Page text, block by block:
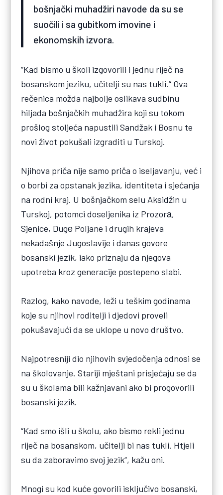
bošnjački muhadžiri navode da su se
suočili i sa gubitkom imovine i
ekonomskih izvora.
“Kad bismo u školi izgovorili i jednu riječ na
bosanskom jeziku, učitelji su nas tukli.“ Ova
rečenica možda najbolje oslikava sudbinu
hiljada bošnjačkih muhadžira koji su tokom
prošlog stoljeća napustili Sandžak i Bosnu te
novi život pokušali izgraditi u Turskoj.
Njihova priča nije samo priča o iseljavanju, već i
o borbi za opstanak jezika, identiteta i sjećanja
na rodni kraj. U bošnjačkom selu Aksidžin u
Turskoj, potomci doseljenika iz Prozorа,
Sjenice, Dugе Poljane i drugih krajeva
nekadašnje Jugoslavije i danas govore
bosanski jezik, iako priznaju da njegova
upotreba kroz generacije postepeno slabi.
Razlog, kako navode, leži u teškim godinama
koje su njihovi roditelji i djedovi proveli
pokušavajući da se uklope u novo društvo.
Najpotresniji dio njihovih svjedočenja odnosi se
na školovanje. Stariji mještani prisjećaju se da
su u školama bili kažnjavani ako bi progovorili
bosanski jezik.
“Kad smo išli u školu, ako bismo rekli jednu
riječ na bosanskom, učitelji bi nas tukli. Htjeli
su da zaboravimo svoj jezik“, kažu oni.
Mnogi su kod kuće govorili isključivo bosanski,